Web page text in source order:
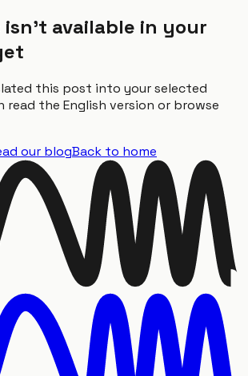
isn't available in your
this post into your selected
read the English version or browse
our blogBack to home